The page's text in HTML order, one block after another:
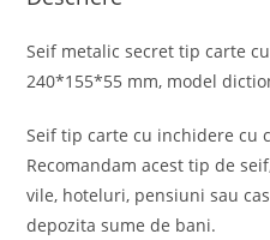
Seif metalic secret tip carte cu
240*155*55 mm, model
Seif tip carte cu inchidere cu
Recomandam acest tip de
vile, hoteluri, pensiuni sau
depozita sume de bani.